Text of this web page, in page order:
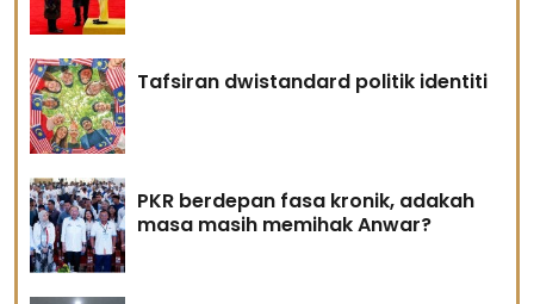
Tafsiran dwistandard politik identiti
PKR berdepan fasa kronik, adakah
masa masih memihak Anwar?